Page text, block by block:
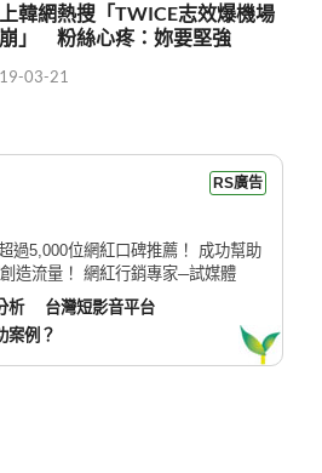
韓網熱搜「TWICE志效爆機場
」 粉絲心疼：妳要堅強
03-21
RS廣告
過5,000位網紅口碑推薦！ 成功幫助
造流量！ 網紅行銷專家─試媒體
析
台灣短影音平台
案例？